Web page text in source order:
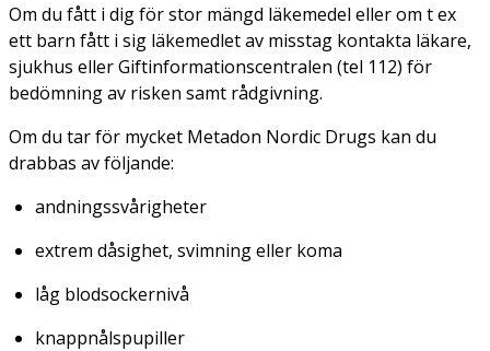
Om du fått i dig för stor mängd läkemedel eller om t ex
ett barn fått i sig läkemedlet av misstag kontakta läkare,
sjukhus eller Giftinformationscentralen (tel 112) för
bedömning av risken samt rådgivning.
Om du tar för mycket Metadon Nordic Drugs kan du
drabbas av följande:
andningssvårigheter
extrem dåsighet, svimning eller koma
låg blodsockernivå
knappnålspupiller